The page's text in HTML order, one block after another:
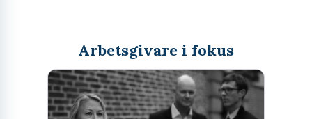
Arbetsgivare i fokus